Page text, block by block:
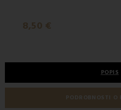
8,50 €
POPIS
PODROBNOSTI O